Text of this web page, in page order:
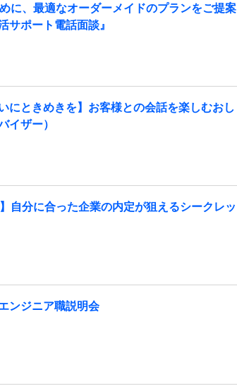
に、最適なオーダーメイドのプランをご提案
サポート電話面談』
にときめきを】お客様との会話を楽しむおし
イザー）
自分に合った企業の内定が狙えるシークレッ
ンジニア職説明会